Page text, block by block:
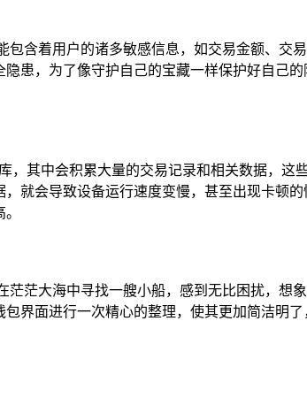
含着用户的诸多敏感信息，如交易金额、交
患，为了像守护自己的宝藏一样保护好自己
，其中会积累大量的交易记录和相关数据，
就会导致设备运行速度变慢，甚至出现卡顿
茫大海中寻找一艘小船，感到无比困扰，想
界面进行一次精心的整理，使其更加简洁明